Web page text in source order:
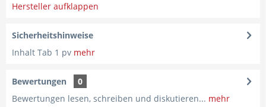
Hersteller aufklappen
Sicherheitshinweise
Inhalt Tab 1 pv mehr
Bewertungen
0
Bewertungen lesen, schreiben und diskutieren... mehr